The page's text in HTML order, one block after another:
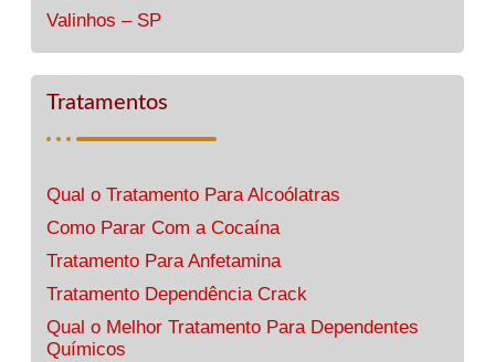
Valinhos – SP
Tratamentos
Qual o Tratamento Para Alcoólatras
Como Parar Com a Cocaína
Tratamento Para Anfetamina
Tratamento Dependência Crack
Qual o Melhor Tratamento Para Dependentes
Químicos